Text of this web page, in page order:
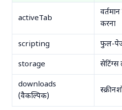
activeTab
करना
scripting फुल-पेज
storage
downloads
(वैकल्पिक)